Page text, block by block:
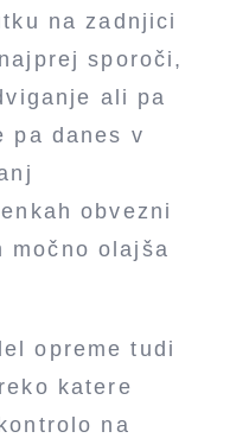
na zadnjici
sporoči,
ali pa
pa danes v
obvezni
močno olajša
opreme tudi
katere
na